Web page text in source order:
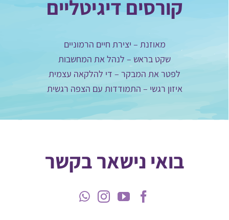
קורסים דיגיטליים
מאוזנת – יצירת חיים הרמוניים
שקט בראש – לנהל את המחשבות
לפטר את המבקר – די להלקאה עצמית
איזון רגשי – התמודדות עם הצפה רגשית
בואי נישאר בקשר